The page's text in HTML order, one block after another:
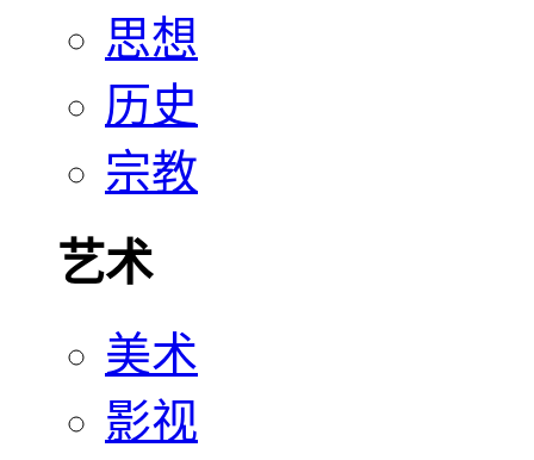
思想
历史
宗教
艺术
美术
影视